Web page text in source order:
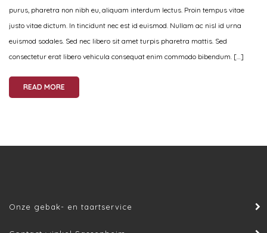
purus, pharetra non nibh eu, aliquam interdum lectus. Proin tempus vitae
justo vitae dictum. In tincidunt nec est id euismod. Nullam ac nisl id urna
euismod sodales. Sed nec libero sit amet turpis pharetra mattis. Sed
consectetur erat libero vehicula consequat enim commodo bibendum. […]
READ MORE
Onze gebak- en taartservice